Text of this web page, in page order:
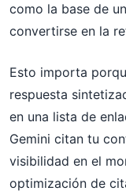
como la base de
convertirse en la
Esto importa
respuesta
en una lista de
Gemini citan tu
visibilidad en el
optimización de